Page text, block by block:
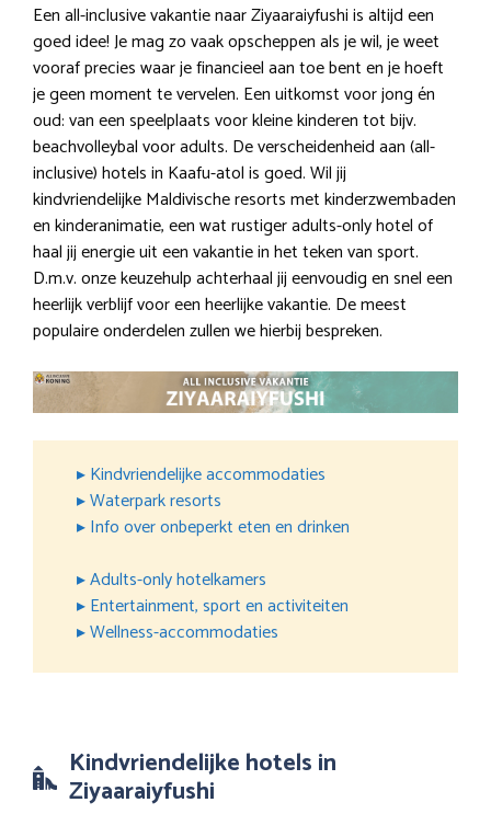
Een all-inclusive vakantie naar Ziyaaraiyfushi is altijd een
goed idee! Je mag zo vaak opscheppen als je wil, je weet
vooraf precies waar je financieel aan toe bent en je hoeft
je geen moment te vervelen. Een uitkomst voor jong én
oud: van een speelplaats voor kleine kinderen tot bijv.
beachvolleybal voor adults. De verscheidenheid aan (all-
inclusive) hotels in Kaafu-atol is goed. Wil jij
kindvriendelijke Maldivische resorts met kinderzwembaden
en kinderanimatie, een wat rustiger adults-only hotel of
haal jij energie uit een vakantie in het teken van sport.
D.m.v. onze keuzehulp achterhaal jij eenvoudig en snel een
heerlijk verblijf voor een heerlijke vakantie. De meest
populaire onderdelen zullen we hierbij bespreken.
▸ Kindvriendelijke accommodaties
▸ Waterpark resorts
▸ Info over onbeperkt eten en drinken
▸ Adults-only hotelkamers
▸ Entertainment, sport en activiteiten
▸ Wellness-accommodaties
Kindvriendelijke hotels in
Ziyaaraiyfushi